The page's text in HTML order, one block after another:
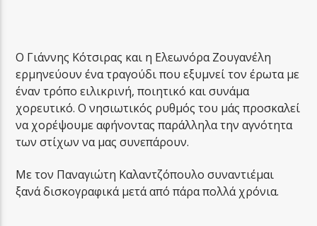
Ο Γιάννης Κότσιρας και η Ελεωνόρα Ζουγανέλη
ερμηνεύουν ένα τραγούδι που εξυμνεί τον έρωτα με
έναν τρόπο ειλικρινή, ποιητικό και συνάμα
χορευτικό. Ο νησιωτικός ρυθμός του μάς προσκαλεί
να χορέψουμε αφήνοντας παράλληλα την αγνότητα
των στίχων να μας συνεπάρουν.
Με τον Παναγιώτη Καλαντζόπουλο συναντιέμαι
ξανά δισκογραφικά μετά από πάρα πολλά χρόνια.